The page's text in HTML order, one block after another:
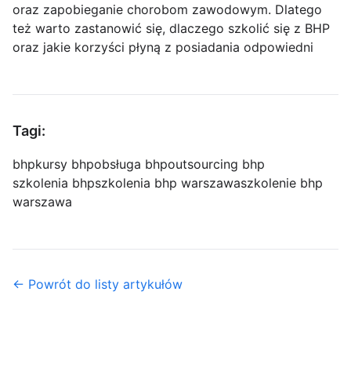
oraz zapobieganie chorobom zawodowym. Dlatego
też warto zastanowić się, dlaczego szkolić się z BHP
oraz jakie korzyści płyną z posiadania odpowiedni
Tagi:
bhpkursy bhpobsługa bhpoutsourcing bhp
szkolenia bhpszkolenia bhp warszawaszkolenie bhp
warszawa
← Powrót do listy artykułów